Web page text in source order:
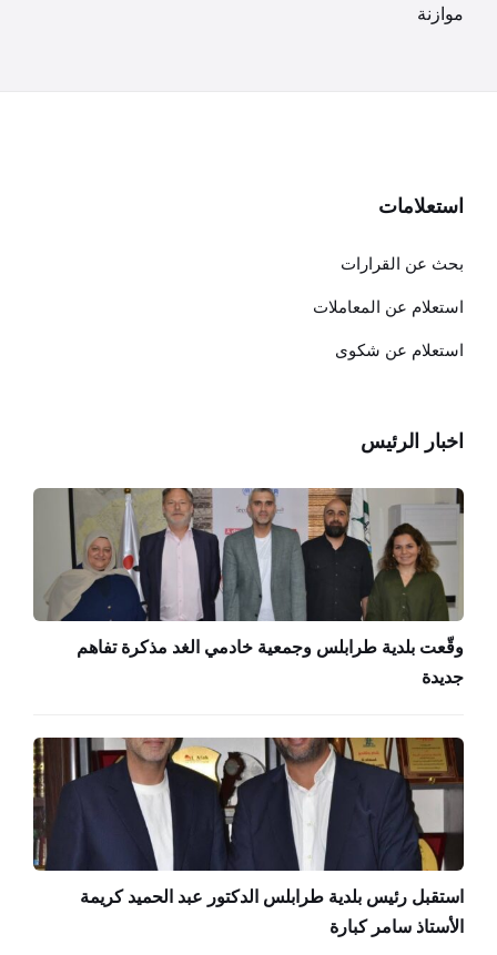
موازنة
استعلامات
بحث عن القرارات
استعلام عن المعاملات
استعلام عن شكوى
اخبار الرئيس
وقّعت بلدية طرابلس وجمعية خادمي الغد مذكرة تفاهم
جديدة
استقبل رئيس بلدية طرابلس الدكتور عبد الحميد كريمة
الأستاذ سامر كبارة